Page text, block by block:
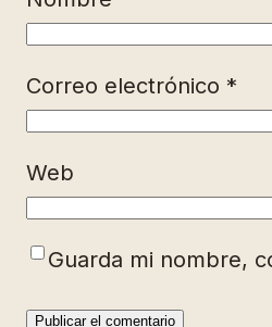
Correo electrónico *
Web
Guarda mi nombre,